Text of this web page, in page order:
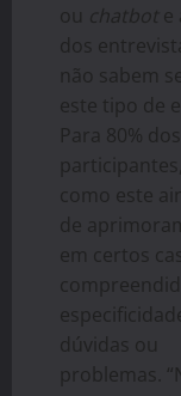
ou chatbot e
dos
não sabem
este tipo de
Para 80% dos
como este
de
em certos
dúvidas ou
problemas.